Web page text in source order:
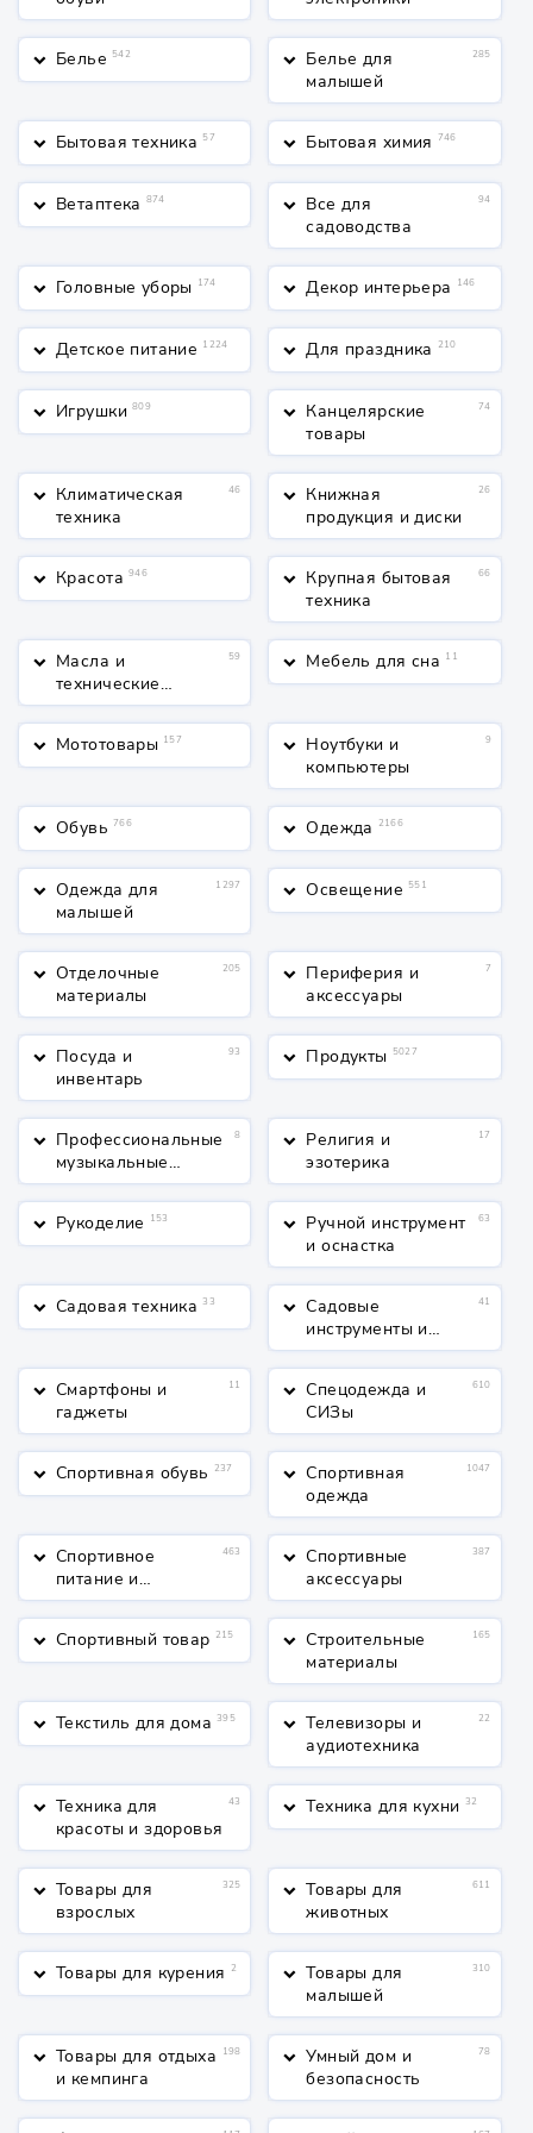
keyboard_arrow_down Белье 542 keyboard_arrow_down Белье для
малышей
285
keyboard_arrow_down Бытовая техника 57 keyboard_arrow_down Бытовая химия 746
keyboard_arrow_down Ветаптека 874 keyboard_arrow_down Все для
садоводства
94
keyboard_arrow_down Головные уборы 174 keyboard_arrow_down Декор интерьера 146
keyboard_arrow_down Детское питание 1224 keyboard_arrow_down Для праздника 210
keyboard_arrow_down Игрушки 809 keyboard_arrow_down Канцелярские
товары
74
keyboard_arrow_down Климатическая
техника
46 keyboard_arrow_down Книжная
продукция и диски
26
keyboard_arrow_down Красота 946 keyboard_arrow_down Крупная бытовая
техника
66
keyboard_arrow_down Масла и
технические
жидкости
59 keyboard_arrow_down Мебель для сна 11
keyboard_arrow_down Мототовары 157 keyboard_arrow_down Ноутбуки и
компьютеры
9
keyboard_arrow_down Обувь 766 keyboard_arrow_down Одежда 2166
keyboard_arrow_down Одежда для
малышей
1297 keyboard_arrow_down Освещение 551
keyboard_arrow_down Отделочные
материалы
205 keyboard_arrow_down Периферия и
аксессуары
7
keyboard_arrow_down Посуда и
инвентарь
93 keyboard_arrow_down Продукты 5027
keyboard_arrow_down Профессиональные
музыкальные
инструменты
8 keyboard_arrow_down Религия и
эзотерика
17
keyboard_arrow_down Рукоделие 153 keyboard_arrow_down Ручной инструмент
и оснастка
63
keyboard_arrow_down Садовая техника 33 keyboard_arrow_down Садовые
инструменты и
полив
41
keyboard_arrow_down Смартфоны и
гаджеты
11 keyboard_arrow_down Спецодежда и
СИЗы
610
keyboard_arrow_down Спортивная обувь 237 keyboard_arrow_down Спортивная
одежда
1047
keyboard_arrow_down Спортивное
питание и
косметика
463 keyboard_arrow_down Спортивные
аксессуары
387
keyboard_arrow_down Спортивный товар 215 keyboard_arrow_down Строительные
материалы
165
keyboard_arrow_down Текстиль для дома 395 keyboard_arrow_down Телевизоры и
аудиотехника
22
keyboard_arrow_down Техника для
красоты и здоровья
43 keyboard_arrow_down Техника для кухни 32
keyboard_arrow_down Товары для
взрослых
325 keyboard_arrow_down Товары для
животных
611
keyboard_arrow_down Товары для курения 2 keyboard_arrow_down Товары для
малышей
310
keyboard_arrow_down Товары для отдыха
и кемпинга
198 keyboard_arrow_down Умный дом и
безопасность
78